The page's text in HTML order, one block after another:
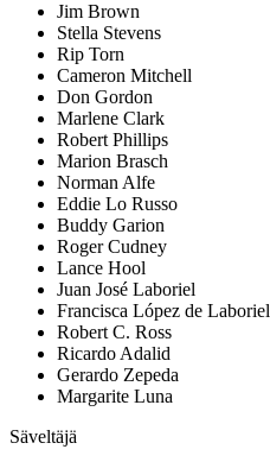
Jim Brown
Stella Stevens
Rip Torn
Cameron Mitchell
Don Gordon
Marlene Clark
Robert Phillips
Marion Brasch
Norman Alfe
Eddie Lo Russo
Buddy Garion
Roger Cudney
Lance Hool
Juan José Laboriel
Francisca López de Laboriel
Robert C. Ross
Ricardo Adalid
Gerardo Zepeda
Margarite Luna
Säveltäjä